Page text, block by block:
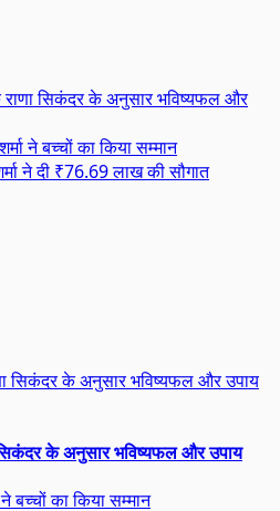
सिकंदर के अनुसार भविष्यफल और
ने बच्चों का किया सम्मान
ने दी ₹76.69 लाख की सौगात
के अनुसार भविष्यफल और उपाय